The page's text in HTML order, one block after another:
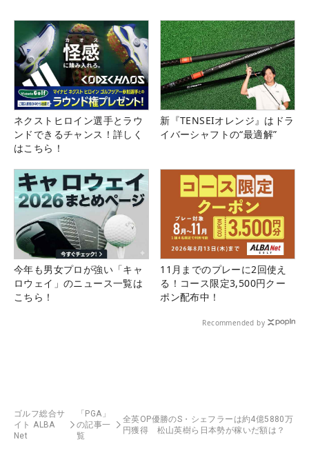
ネクストヒロイン選手とラウ
ンドできるチャンス！詳しく
はこちら！
新『TENSEIオレンジ』はドラ
イバーシャフトの“最適解”
今年も男女プロが強い「キャ
ロウェイ」のニュース一覧は
こちら！
11月までのプレーに2回使え
る！コース限定3,500円クー
ポン配布中！
Recommended by
ゴルフ総合サ
イト ALBA
Net
「PGA」
の記事一
覧
全英OP優勝のS・シェフラーは約4億5880万
円獲得 松山英樹ら日本勢が稼いだ額は？